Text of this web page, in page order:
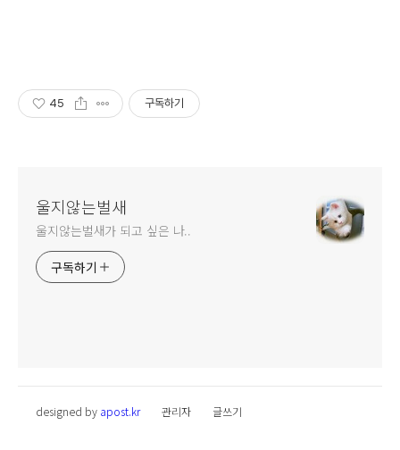
45 구독하기
울지않는벌새
울지않는벌새가 되고 싶은 나..
구독하기
designed by apost.kr 관리자 글쓰기